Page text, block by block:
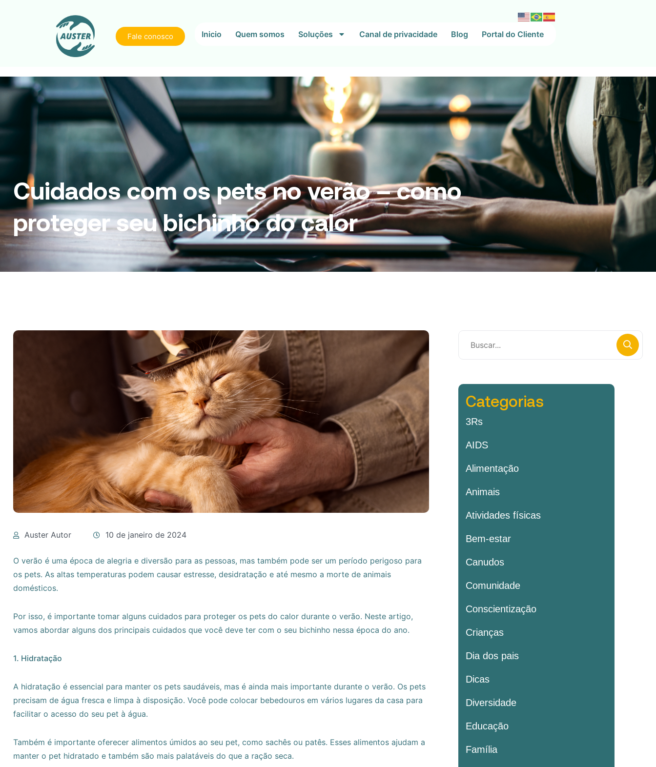
Fale conosco Inicio Quem somos Soluções Canal de privacidade Blog Portal do Cliente
Cuidados com os pets no verão – como
proteger seu bichinho do calor
Auster Autor 10 de janeiro de 2024
O verão é uma época de alegria e diversão para as pessoas, mas também pode ser um período perigoso para
os pets. As altas temperaturas podem causar estresse, desidratação e até mesmo a morte de animais
domésticos.
Por isso, é importante tomar alguns cuidados para proteger os pets do calor durante o verão. Neste artigo,
vamos abordar alguns dos principais cuidados que você deve ter com o seu bichinho nessa época do ano.
1. Hidratação
A hidratação é essencial para manter os pets saudáveis, mas é ainda mais importante durante o verão. Os pets
precisam de água fresca e limpa à disposição. Você pode colocar bebedouros em vários lugares da casa para
facilitar o acesso do seu pet à água.
Também é importante oferecer alimentos úmidos ao seu pet, como sachês ou patês. Esses alimentos ajudam a
manter o pet hidratado e também são mais palatáveis do que a ração seca.
Categorias
3Rs
AIDS
Alimentação
Animais
Atividades físicas
Bem-estar
Canudos
Comunidade
Conscientização
Crianças
Dia dos pais
Dicas
Diversidade
Educação
Família